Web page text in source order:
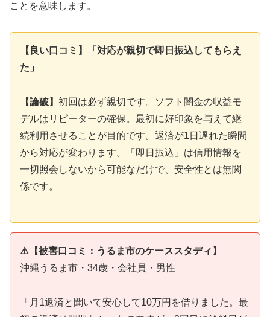
ことを意味します。
【良い口コミ】「対応が親切で即日振込してもらえ
た」
【論破】 初回は必ず親切です。ソフト闇金の収益モ
デルはリピーターの確保。最初に好印象を与えて継
続利用させることが目的です。返済が1日遅れた瞬間
から対応が変わります。「即日振込」は信用情報を
一切照会しないから可能なだけで、安全性とは無関
係です。
⚠️【被害口コミ：うるま市のケーススタディ】
沖縄うるま市・34歳・会社員・男性
「月1返済と聞いて安心して10万円を借りました。最